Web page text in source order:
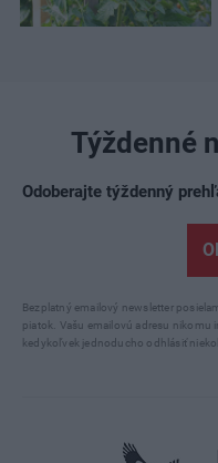
Týždenné
Odoberajte týždenný
Bezplatný emailový newsletter
piatok. Vašu emailovú adresu nikomu
kedykoľvek jednoducho odhlásiť